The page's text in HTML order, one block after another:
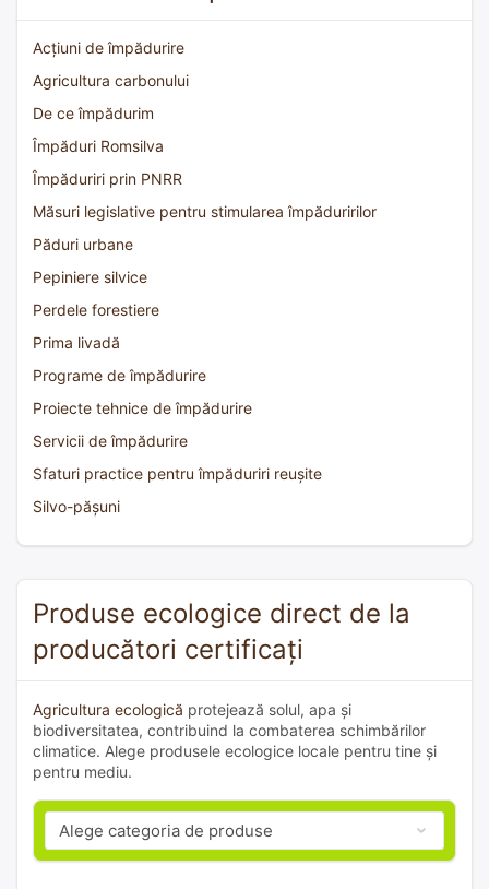
Acțiuni de împădurire
Agricultura carbonului
De ce împădurim
Împăduri Romsilva
Împăduriri prin PNRR
Măsuri legislative pentru stimularea împăduririlor
Păduri urbane
Pepiniere silvice
Perdele forestiere
Prima livadă
Programe de împădurire
Proiecte tehnice de împădurire
Servicii de împădurire
Sfaturi practice pentru împăduriri reușite
Silvo-pășuni
Produse ecologice direct de la
producători certificați
Agricultura ecologică protejează solul, apa și
biodiversitatea, contribuind la combaterea schimbărilor
climatice. Alege produsele ecologice locale pentru tine și
pentru mediu.